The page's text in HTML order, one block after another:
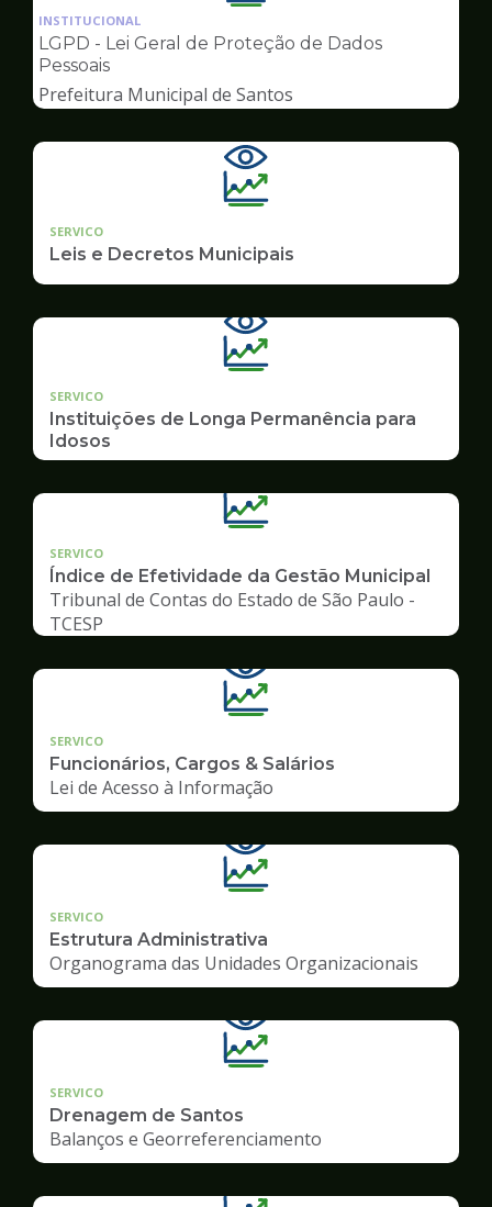
da
pagina
Transparência
INSTITUCIONAL
LGPD - Lei Geral de Proteção de Dados
Pessoais
Prefeitura Municipal de Santos
SERVICO
Leis e Decretos Municipais
SERVICO
Instituições de Longa Permanência para
Idosos
SERVICO
Índice de Efetividade da Gestão Municipal
Tribunal de Contas do Estado de São Paulo -
TCESP
SERVICO
Funcionários, Cargos & Salários
Lei de Acesso à Informação
SERVICO
Estrutura Administrativa
Organograma das Unidades Organizacionais
SERVICO
Drenagem de Santos
Balanços e Georreferenciamento